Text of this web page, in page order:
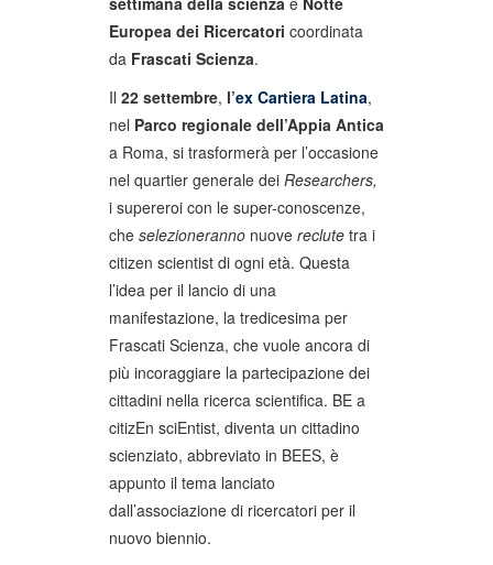
Europea dei Ricercatori coordinata
da Frascati Scienza.
Il 22 settembre, l’ex Cartiera Latina,
nel Parco regionale dell’Appia Antica
a Roma, si trasformerà per l’occasione
nel quartier generale dei Researchers,
i supereroi con le super-conoscenze,
che selezioneranno nuove reclute tra i
citizen scientist di ogni età. Questa
l’idea per il lancio di una
manifestazione, la tredicesima per
Frascati Scienza, che vuole ancora di
più incoraggiare la partecipazione dei
cittadini nella ricerca scientifica. BE a
citizEn sciEntist, diventa un cittadino
scienziato, abbreviato in BEES, è
appunto il tema lanciato
dall’associazione di ricercatori per il
nuovo biennio.